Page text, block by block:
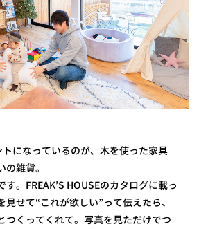
になっているのが、木を使った家具
雑貨。
す。FREAK’S HOUSEのカタログに載っ
せて“これが欲しい”って伝えたら、
つくってくれて。写真を見ただけでつ